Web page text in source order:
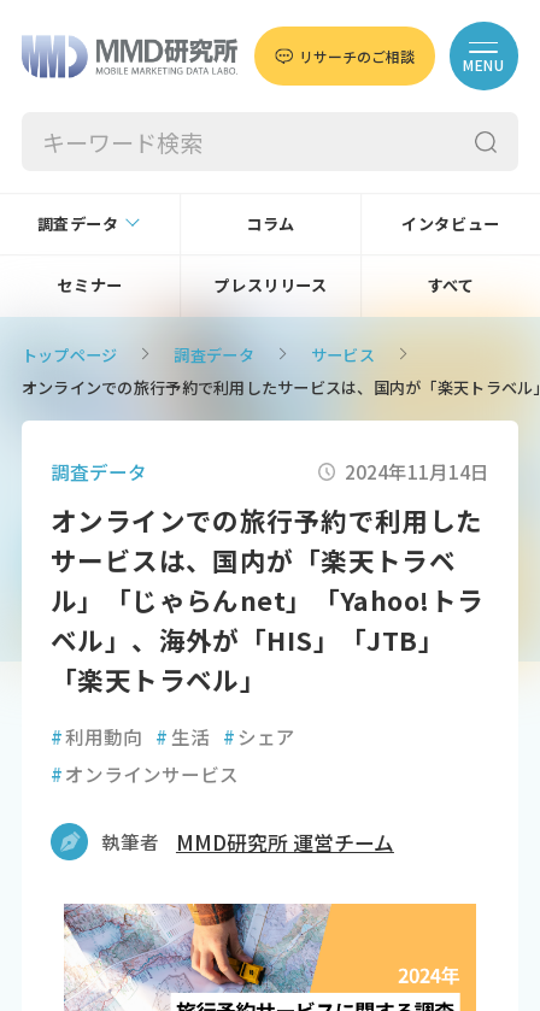
リサーチのご相談 MENU
調査データ コラム インタビュー
セミナー プレスリリース すべて
トップページ 調査データ
サービス
オンラインでの旅行予約で利用したサービスは、国内が「楽天トラベ
調査データ 2024年11月14日
オンラインでの旅行予約で利用した
サービスは、国内が「楽天トラベ
ル」「じゃらんnet」「Yahoo!トラ
ベル」、海外が「HIS」「JTB」
「楽天トラベル」
#利用動向 # 生活 #シェア
#オンラインサービス
執筆者 MMD研究所 運営チーム